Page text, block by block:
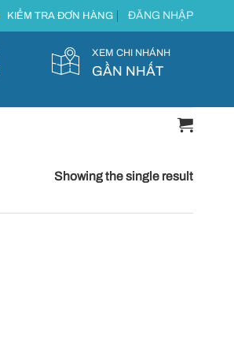
KIỂM TRA ĐƠN HÀNG ĐĂNG NHẬP
XEM CHI NHÁNH
GẦN NHẤT
Showing the single result